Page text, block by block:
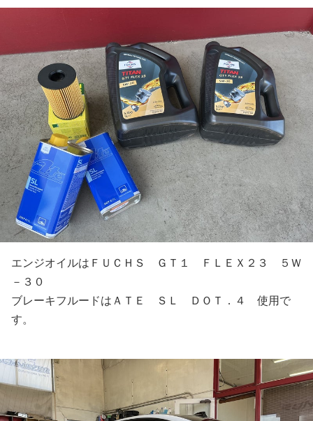
エンジオイルはＦＵＣＨＳ ＧＴ１ ＦＬＥＸ２３ ５Ｗ
－３０
ブレーキフルードはＡＴＥ ＳＬ ＤＯＴ．４ 使用で
す。